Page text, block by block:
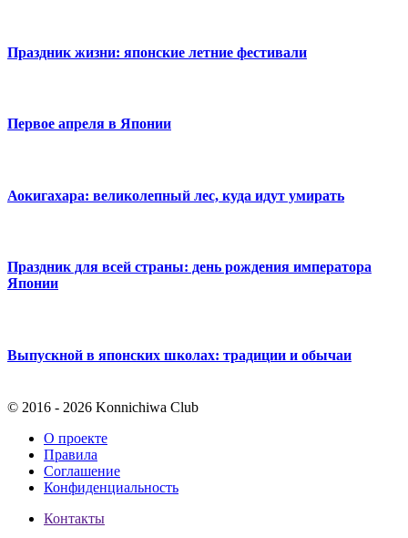
Праздник жизни: японские летние фестивали
Первое апреля в Японии
Аокигахара: великолепный лес, куда идут умирать
Праздник для всей страны: день рождения императора
Японии
Выпускной в японских школах: традиции и обычаи
© 2016 - 2026 Konnichiwa Club
О проекте
Правила
Соглашение
Конфиденциальность
Контакты